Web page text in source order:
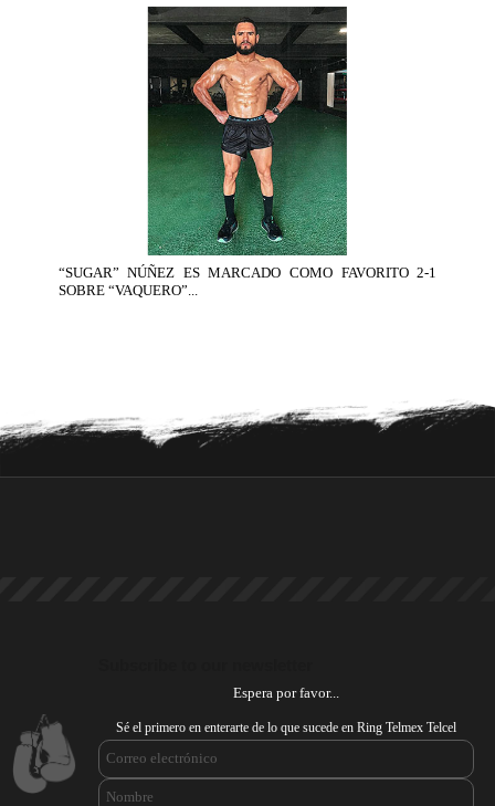
“SUGAR” NÚÑEZ ES MARCADO COMO FAVORITO 2-1
SOBRE “VAQUERO”...
Espera por favor...
Sé el primero en enterarte de lo que sucede en Ring Telmex Telcel